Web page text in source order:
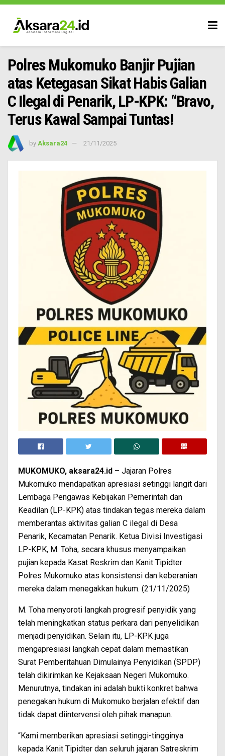
Polres Mukomuko Banjir Pujian
atas Ketegasan Sikat Habis Galian
C Ilegal di Penarik, LP-KPK: “Bravo,
Terus Kawal Sampai Tuntas!
by Aksara24 21/11/2025
MUKOMUKO, aksara24.id – Jajaran Polres
Mukomuko mendapatkan apresiasi setinggi langit dari
Lembaga Pengawas Kebijakan Pemerintah dan
Keadilan (LP-KPK) atas tindakan tegas mereka dalam
memberantas aktivitas galian C ilegal di Desa
Penarik, Kecamatan Penarik. Ketua Divisi Investigasi
LP-KPK, M. Toha, secara khusus menyampaikan
pujian kepada Kasat Reskrim dan Kanit Tipidter
Polres Mukomuko atas konsistensi dan keberanian
mereka dalam menegakkan hukum. (21/11/2025)
M. Toha menyoroti langkah progresif penyidik yang
telah meningkatkan status perkara dari penyelidikan
menjadi penyidikan. Selain itu, LP-KPK juga
mengapresiasi langkah cepat dalam memastikan
Surat Pemberitahuan Dimulainya Penyidikan (SPDP)
telah dikirimkan ke Kejaksaan Negeri Mukomuko.
Menurutnya, tindakan ini adalah bukti konkret bahwa
penegakan hukum di Mukomuko berjalan efektif dan
tidak dapat diintervensi oleh pihak manapun.
“Kami memberikan apresiasi setinggi-tingginya
kepada Kanit Tipidter dan seluruh jajaran Satreskrim